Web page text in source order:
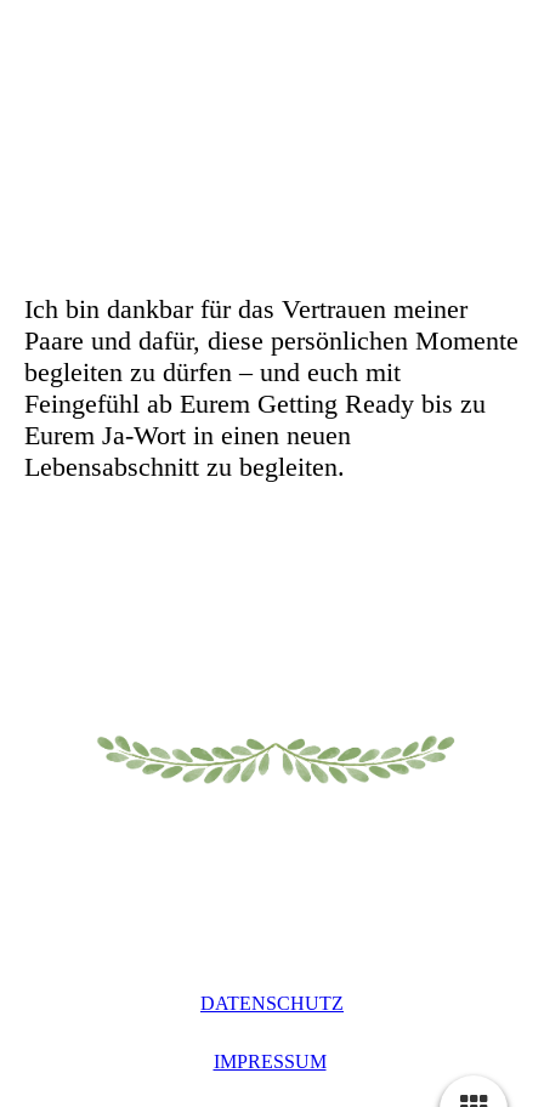
Ich bin dankbar für das Vertrauen meiner
Paare und dafür, diese persönlichen Momente
begleiten zu dürfen – und euch mit
Feingefühl ab Eurem Getting Ready bis zu
Eurem Ja-Wort in einen neuen
Lebensabschnitt zu begleiten.
DATENSCHUTZ
IMPRESSUM